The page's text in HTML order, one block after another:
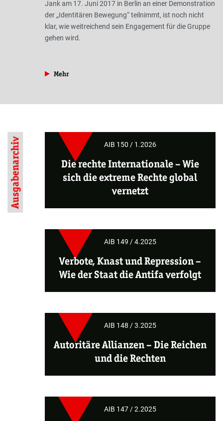
Jank am 17. Juni 2017 in Berlin an einer Demonstration
der „Identitären Bewegung“ teilnimmt, ist noch nicht
klar, wie weitreichend sein Engagement für die Gruppe
gehen wird.
Mehraus der Rubrik »Braunzone«
Ausgabenarchiv AIB 150 / 1.2026
Die rechte Internationale – Wie
sich die extreme Rechte global
vernetzt
AIB 149 / 4.2025
Verbote, Knast und Repression –
Wie der Staat die Antifa verfolgt
AIB 148 / 3.2025
Autoritäre Allianzen – Die Reichen
und die Rechten
AIB 147 / 2.2025